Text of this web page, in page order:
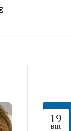
19
BIR